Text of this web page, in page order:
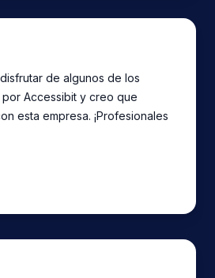
de algunos de los
Accessibit y creo que
esta empresa. ¡Profesionales